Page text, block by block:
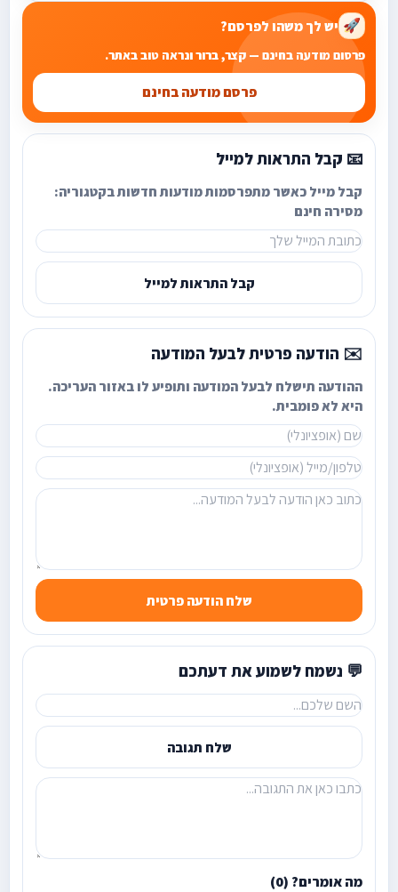
🚀 יש לך משהו לפרסם?
פרסום מודעה בחינם — קצר, ברור ונראה טוב באתר.
פרסם מודעה בחינם
📧 קבל התראות למייל
קבל מייל כאשר מתפרסמות מודעות חדשות בקטגוריה:
מסירה חינם
קבל התראות למייל
✉️ הודעה פרטית לבעל המודעה
ההודעה תישלח לבעל המודעה ותופיע לו באזור העריכה.
היא לא פומבית.
שלח הודעה פרטית
💬 נשמח לשמוע את דעתכם
שלח תגובה
מה אומרים? (0)